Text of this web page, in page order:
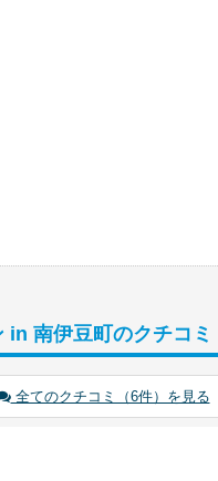
in 南伊豆町のクチコミ
全てのクチコミ（6件）を見る